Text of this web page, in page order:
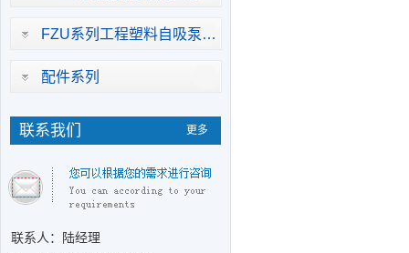
FZU系列工程塑料自吸泵…
配件系列
联系我们 更多
联系人：陆经理